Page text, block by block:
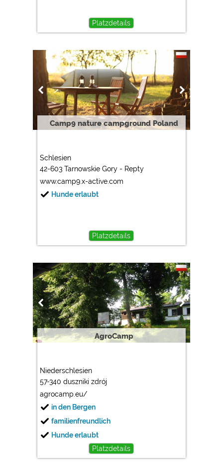
Platzdetails
Camp9 nature campground Poland
Schlesien
42-603 Tarnowskie Gory - Repty
www.camp9.x-active.com
Hunde erlaubt
Platzdetails
AgroCamp
Niederschlesien
57-340 duszniki zdrój
agrocamp.eu/
in den Bergen
familienfreundlich
Hunde erlaubt
Platzdetails